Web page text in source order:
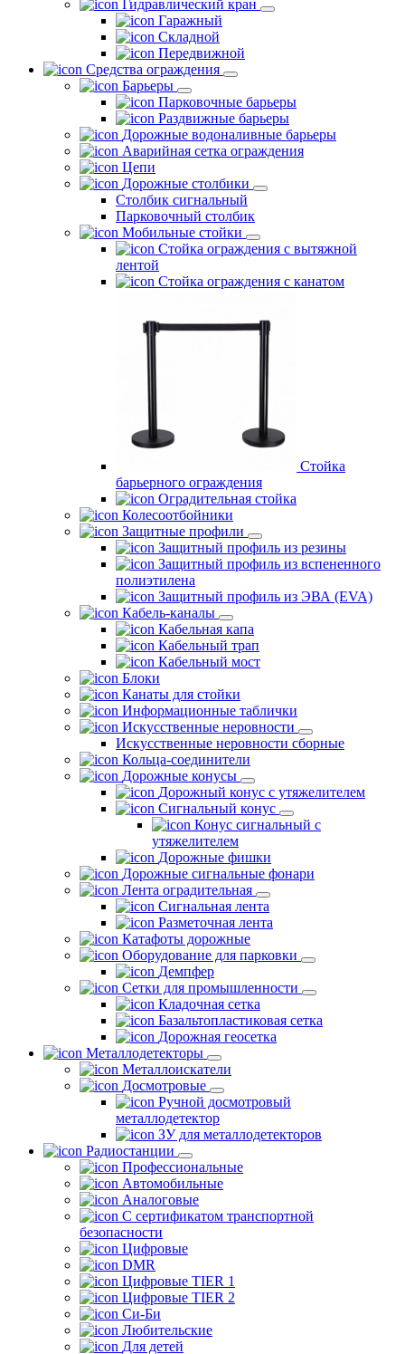
Гидравлический кран
Гаражный
Складной
Передвижной
Средства ограждения
Барьеры
Парковочные барьеры
Раздвижные барьеры
Дорожные водоналивные барьеры
Аварийная сетка ограждения
Цепи
Дорожные столбики
Столбик сигнальный
Парковочный столбик
Мобильные стойки
Стойка ограждения с вытяжной
лентой
Стойка ограждения с канатом
Стойка
барьерного ограждения
Оградительная стойка
Колесоотбойники
Защитные профили
Защитный профиль из резины
Защитный профиль из вспененного
полиэтилена
Защитный профиль из ЭВА (EVA)
Кабель-каналы
Кабельная капа
Кабельный трап
Кабельный мост
Блоки
Канаты для стойки
Информационные таблички
Искусственные неровности
Искусственные неровности сборные
Кольца-соединители
Дорожные конусы
Дорожный конус с утяжелителем
Сигнальный конус
Конус сигнальный с
утяжелителем
Дорожные фишки
Дорожные сигнальные фонари
Лента оградительная
Сигнальная лента
Разметочная лента
Катафоты дорожные
Оборудование для парковки
Демпфер
Сетки для промышленности
Кладочная сетка
Базальтопластиковая сетка
Дорожная геосетка
Металлодетекторы
Металлоискатели
Досмотровые
Ручной досмотровый
металлодетектор
ЗУ для металлодетекторов
Радиостанции
Профессиональные
Автомобильные
Аналоговые
С сертификатом транспортной
безопасности
Цифровые
DMR
Цифровые TIER 1
Цифровые TIER 2
Си-Би
Любительские
Для детей